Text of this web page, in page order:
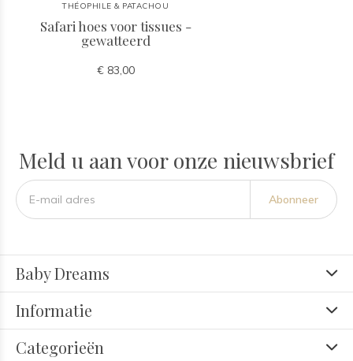
THÉOPHILE & PATACHOU
Safari hoes voor tissues -
gewatteerd
€ 83,00
Meld u aan voor onze nieuwsbrief
Abonneer
Baby Dreams
Informatie
Categorieën